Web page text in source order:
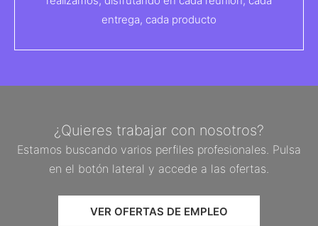
entrega, cada producto
¿Quieres trabajar con nosotros?
Estamos buscando varios perfiles profesionales. Pulsa
en el botón lateral y accede a las ofertas.
VER OFERTAS DE EMPLEO